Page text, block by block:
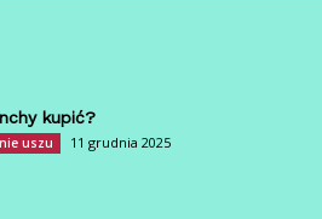
kupić?
uszu 11 grudnia 2025